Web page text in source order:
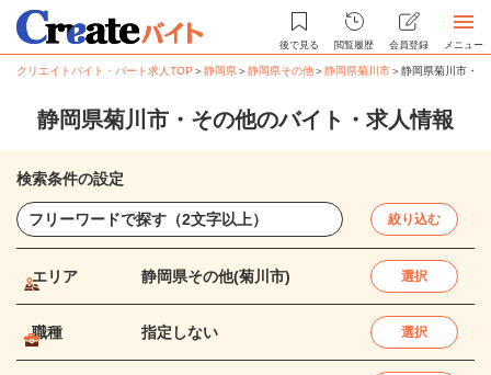
後で見る 閲覧履歴 会員登録 メニュー
クリエイトバイト・パート求人TOP ＞静岡県＞静岡県その他＞静岡県菊川市＞静岡県菊川市・
静岡県菊川市・その他のバイト・求人情報
検索条件の設定
絞り込む
エリア 静岡県その他(菊川市) 選択
職種 指定しない 選択